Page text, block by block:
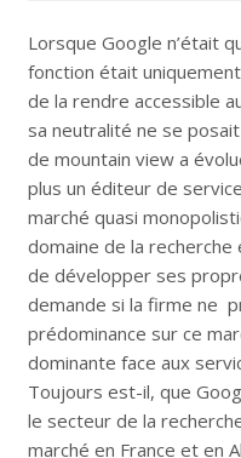
Lorsque Google n’était
fonction était
de la rendre accessible
sa neutralité ne se
de mountain view a
plus un éditeur de
marché quasi
domaine de la
de développer ses
demande si la firme ne
prédominance sur ce
dominante face aux
Toujours est-il, que
le secteur de la
marché en France et en